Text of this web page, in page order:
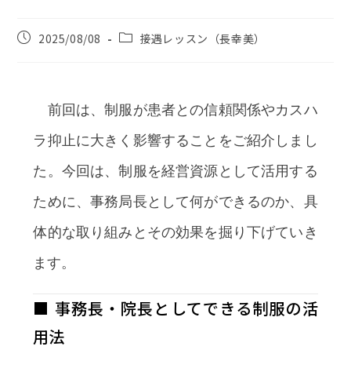
2025/08/08 接遇レッスン（長幸美）
前回は、制服が患者との信頼関係やカスハ
ラ抑止に大きく影響することをご紹介しまし
た。今回は、制服を経営資源として活用する
ために、事務局長として何ができるのか、具
体的な取り組みとその効果を掘り下げていき
ます。
■ 事務長・院長としてできる制服の活
用法